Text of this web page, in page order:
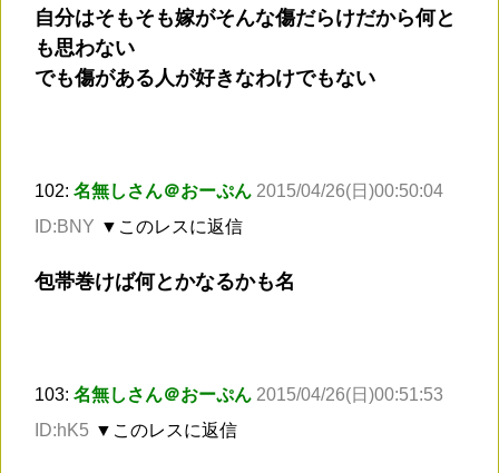
自分はそもそも嫁がそんな傷だらけだから何と
も思わない
でも傷がある人が好きなわけでもない
102: 名無しさん＠おーぷん 2015/04/26(日)00:50:04
ID:BNY ▼このレスに返信
包帯巻けば何とかなるかも名
103: 名無しさん＠おーぷん 2015/04/26(日)00:51:53
ID:hK5 ▼このレスに返信